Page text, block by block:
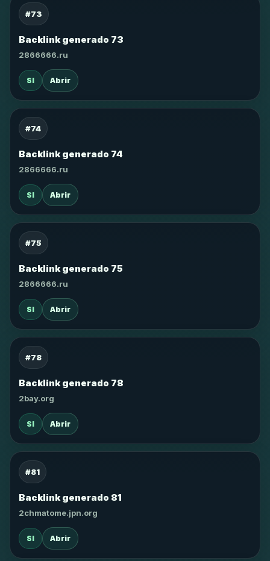
#73
Backlink generado 73
2866666.ru
SI Abrir
#74
Backlink generado 74
2866666.ru
SI Abrir
#75
Backlink generado 75
2866666.ru
SI Abrir
#78
Backlink generado 78
2bay.org
SI Abrir
#81
Backlink generado 81
2chmatome.jpn.org
SI Abrir